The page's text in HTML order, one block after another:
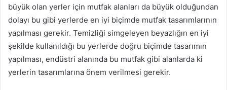
büyük olan yerler için mutfak alanları da büyük olduğundan
dolayı bu gibi yerlerde en iyi biçimde mutfak tasarımlarının
yapılması gerekir. Temizliği simgeleyen beyazlığın en iyi
şekilde kullanıldığı bu yerlerde doğru biçimde tasarımın
yapılması, endüstri alanında bu mutfak gibi alanlarda ki
yerlerin tasarımlarına önem verilmesi gerekir.